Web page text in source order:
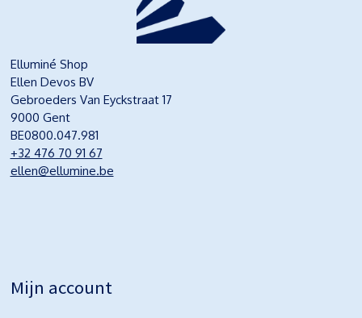
Elluminé Shop
Ellen Devos BV
Gebroeders Van Eyckstraat 17
9000 Gent
BE0800.047.981
+32 476 70 91 67
ellen@ellumine.be
Mijn account